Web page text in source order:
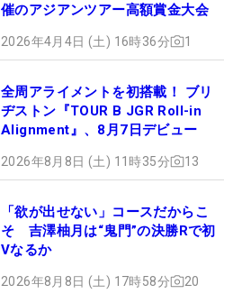
催のアジアンツアー高額賞金大会
2026年4月4日 (土) 16時36分 1
全周アライメントを初搭載！ ブリ
ヂストン『TOUR B JGR Roll-in
Alignment』、8月7日デビュー
2026年8月8日 (土) 11時35分 13
「欲が出せない」コースだからこ
そ 吉澤柚月は“鬼門”の決勝Rで初
Vなるか
2026年8月8日 (土) 17時58分 20